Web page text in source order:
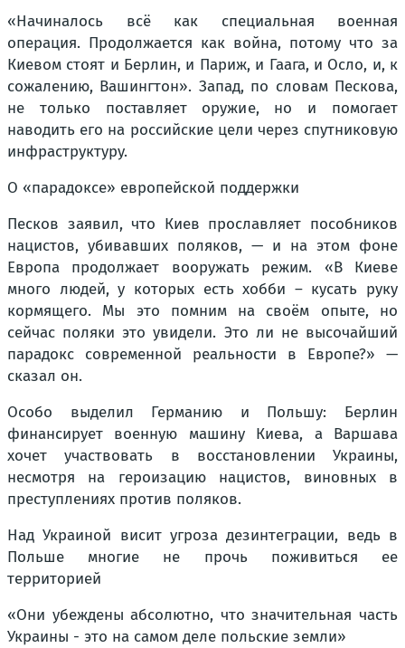
«Начиналось всё как специальная военная
операция. Продолжается как война, потому что за
Киевом стоят и Берлин, и Париж, и Гаага, и Осло, и, к
сожалению, Вашингтон». Запад, по словам Пескова,
не только поставляет оружие, но и помогает
наводить его на российские цели через спутниковую
инфраструктуру.
О «парадоксе» европейской поддержки
Песков заявил, что Киев прославляет пособников
нацистов, убивавших поляков, — и на этом фоне
Европа продолжает вооружать режим. «В Киеве
много людей, у которых есть хобби – кусать руку
кормящего. Мы это помним на своём опыте, но
сейчас поляки это увидели. Это ли не высочайший
парадокс современной реальности в Европе?» —
сказал он.
Особо выделил Германию и Польшу: Берлин
финансирует военную машину Киева, а Варшава
хочет участвовать в восстановлении Украины,
несмотря на героизацию нацистов, виновных в
преступлениях против поляков.
Над Украиной висит угроза дезинтеграции, ведь в
Польше многие не прочь поживиться ее
территорией
«Они убеждены абсолютно, что значительная часть
Украины - это на самом деле польские земли»